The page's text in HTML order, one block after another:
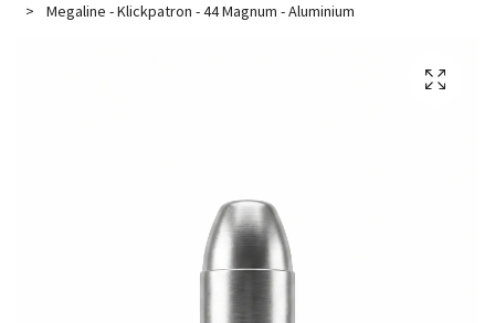
Megaline - Klickpatron - 44 Magnum - Aluminium